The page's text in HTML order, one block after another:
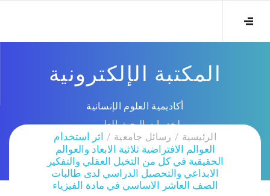
المكتبة الإلكترونية
أكاديمية العلوم الإنسانية
لخدمات البحث العلمي
الرئيسية
رسائل جامعية
اثر استخدام
العوالم الافتراضية ثلاثية الابعاد والعوالم
الحقيقية في كل من التخيل العقلي والتفكير
الابداعي والتحصيل الدراسي لدى طالبات
الصف العاشر الاساسي في مادة الفيزياء